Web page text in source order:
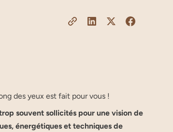
des yeux est fait pour vous !
souvent sollicités pour une vision de
énergétiques et techniques de